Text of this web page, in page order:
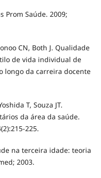
Prom Saúde. 2009;
CN, Both J. Qualidade
de vida individual de
longo da carreira docente
T, Souza JT.
da área da saúde.
225.
na terceira idade: teoria
2003.